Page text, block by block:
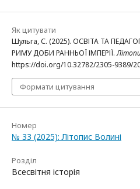
Як цитувати
Шульга, С. (2025). ОСВІТА ТА
РИМУ ДОБИ РАННЬОЇ ІМПЕРІЇ.
https://doi.org/10.32782/2305-9389/
Формати цитування
Номер
№ 33 (2025): Літопис Волині
Розділ
Всесвітня історія